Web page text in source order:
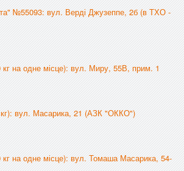
№55093: вул. Верді Джузеппе, 2б (в ТХО -
на одне місце): вул. Миру, 55В, прим. 1
вул. Масарика, 21 (АЗК "ОККО")
на одне місце): вул. Томаша Масарика, 54-